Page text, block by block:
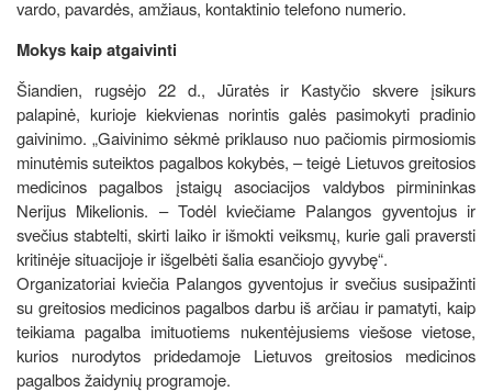
vardo, pavardės, amžiaus, kontaktinio telefono numerio.
Mokys kaip atgaivinti
Šiandien, rugsėjo 22 d., Jūratės ir Kastyčio skvere įsikurs
palapinė, kurioje kiekvienas norintis galės pasimokyti pradinio
gaivinimo. „Gaivinimo sėkmė priklauso nuo pačiomis pirmosiomis
minutėmis suteiktos pagalbos kokybės, – teigė Lietuvos greitosios
medicinos pagalbos įstaigų asociacijos valdybos pirmininkas
Nerijus Mikelionis. – Todėl kviečiame Palangos gyventojus ir
svečius stabtelti, skirti laiko ir išmokti veiksmų, kurie gali praversti
kritinėje situacijoje ir išgelbėti šalia esančiojo gyvybę“.
Organizatoriai kviečia Palangos gyventojus ir svečius susipažinti
su greitosios medicinos pagalbos darbu iš arčiau ir pamatyti, kaip
teikiama pagalba imituotiems nukentėjusiems viešose vietose,
kurios nurodytos pridedamoje Lietuvos greitosios medicinos
pagalbos žaidynių programoje.